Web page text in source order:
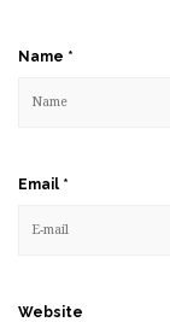
Name *
Email *
Website